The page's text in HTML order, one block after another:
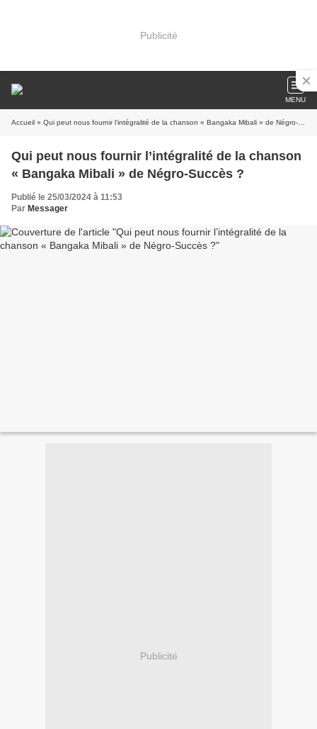
Publicité
MENU
Accueil » Qui peut nous fournir l’intégralité de la chanson « Bangaka Mibali » de Négro-Succès ?
Qui peut nous fournir l’intégralité de la chanson
« Bangaka Mibali » de Négro-Succès ?
Publié le 25/03/2024 à 11:53
Par Messager
Publicité